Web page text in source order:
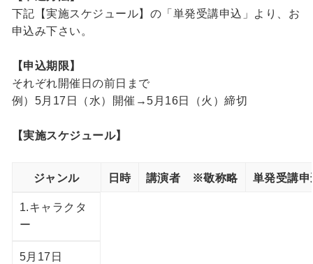
下記【実施スケジュール】の「単発受講申込」より、お
申込み下さい。
【申込期限】
それぞれ開催日の前日まで
例）5月17日（水）開催→5月16日（火）締切
【実施スケジュール】
ジャンル 日時 講演者 ※敬称略 単発受講申
1.キャラクタ
ー
5月17日